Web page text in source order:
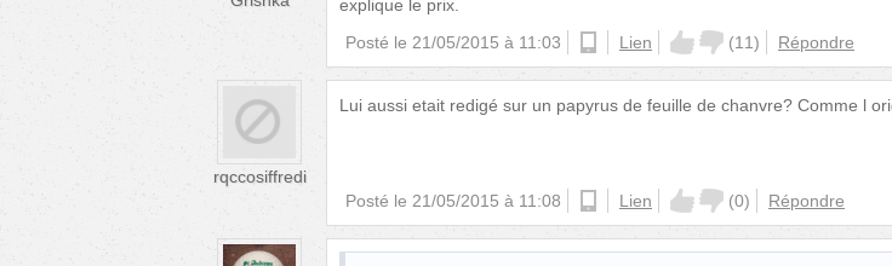
explique le prix.
Posté le 21/05/2015 à 11:03 ios Lien (11) Répondre
rqccosiffredi
Lui aussi etait redigé sur un papyrus de feuille de chanvre? Comme l
Posté le 21/05/2015 à 11:08 androidLien (0) Répondre